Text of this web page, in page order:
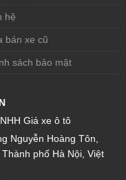
hệ
bán xe cũ
sách bảo mật
Giá xe ô tô
Nguyễn Hoàng Tôn,
phố Hà Nội, Việt